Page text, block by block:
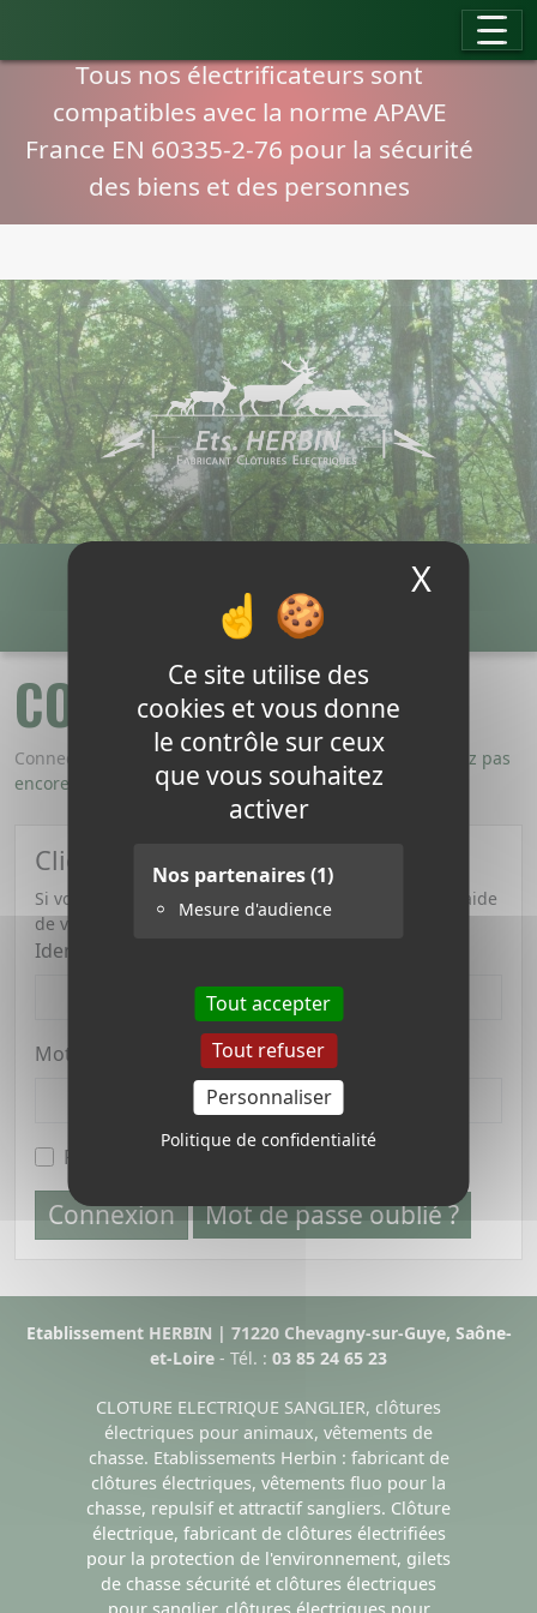
Ce site utilise des
cookies et vous donne
le contrôle sur ceux
que vous souhaitez
activer
Nos partenaires(1)
Mesure d'audience
Tout accepter
Tout refuser
Personnaliser
Politique de confidentialité
X
Tous nos électrificateurs sont
compatibles avec la norme APAVE
France EN 60335-2-76 pour la sécurité
des biens et des personnes
Connexion 0,00 €
CONNEXION
Connectez-vous ou créez un nouveau compte Vous n'avez pas
encore de compte Créer un compte.
Clients enregistrés
Si vous possédez déjà un compte, connectez-vous à l'aide
de votre adresse email.
Identifiant
Mot de passe
Rester connecté
Connexion Mot de passe oublié ?
Etablissement HERBIN | 71220 Chevagny-sur-Guye, Saône-
et-Loire - Tél. : 03 85 24 65 23
CLOTURE ELECTRIQUE SANGLIER, clôtures
électriques pour animaux, vêtements de
chasse. Etablissements Herbin : fabricant de
clôtures électriques, vêtements fluo pour la
chasse, repulsif et attractif sangliers. Clôture
électrique, fabricant de clôtures électrifiées
pour la protection de l'environnement, gilets
de chasse sécurité et clôtures électriques